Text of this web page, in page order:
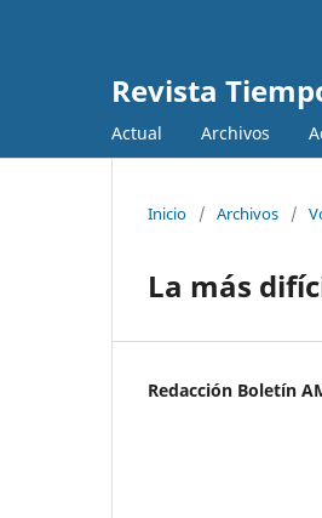
Revista
Actual Archivos
Inicio / Archivos /
La más
Redacción Boletín